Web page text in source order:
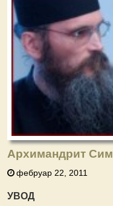
Архимандрит
фебруар 22, 2011
УВОД